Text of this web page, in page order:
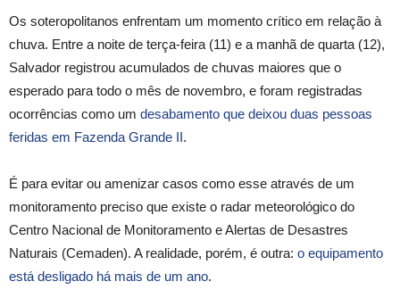
Os soteropolitanos enfrentam um momento crítico em relação à
chuva. Entre a noite de terça-feira (11) e a manhã de quarta (12),
Salvador registrou acumulados de chuvas maiores que o
esperado para todo o mês de novembro, e foram registradas
ocorrências como um desabamento que deixou duas pessoas
feridas em Fazenda Grande II.
É para evitar ou amenizar casos como esse através de um
monitoramento preciso que existe o radar meteorológico do
Centro Nacional de Monitoramento e Alertas de Desastres
Naturais (Cemaden). A realidade, porém, é outra: o equipamento
está desligado há mais de um ano.